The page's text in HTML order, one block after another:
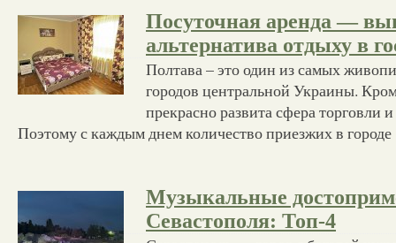
Посуточная аренда —
альтернатива отдыху в
Полтава – это один из самых
городов центральной Украины.
прекрасно развита сфера
Поэтому с каждым днем количество приезжих в городе
Музыкальные
Севастополя: Топ-4